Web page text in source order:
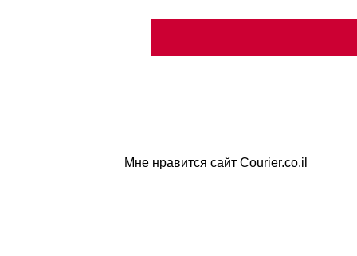
Мне нравится сайт Courier.co.il